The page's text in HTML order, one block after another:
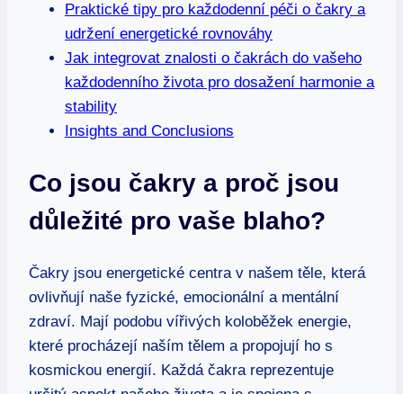
Praktické tipy pro každodenní péči o čakry a
udržení energetické rovnováhy
Jak integrovat znalosti o čakrách do vašeho
každodenního života pro dosažení harmonie a
stability
Insights and Conclusions
Co jsou čakry a proč jsou
důležité pro vaše blaho?
Čakry jsou energetické centra v našem těle, která
ovlivňují naše fyzické, emocionální a mentální
zdraví. Mají podobu vířivých koloběžek energie,
které procházejí naším tělem a propojují ho s
kosmickou energií. Každá čakra reprezentuje